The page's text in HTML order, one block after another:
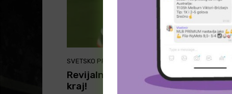
SVETSKO PRVENSTVO 2026
Revijalna utakmica i 10 golova za
kraj!